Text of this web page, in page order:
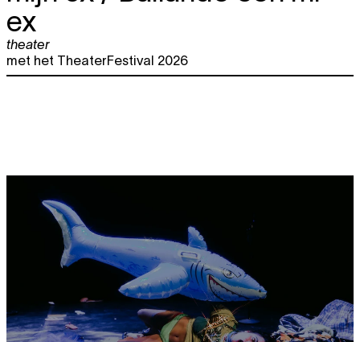
ex
theater
met het TheaterFestival 2026